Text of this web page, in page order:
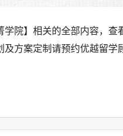
学院】相关的全部内容，查
及方案定制请预约优越留学